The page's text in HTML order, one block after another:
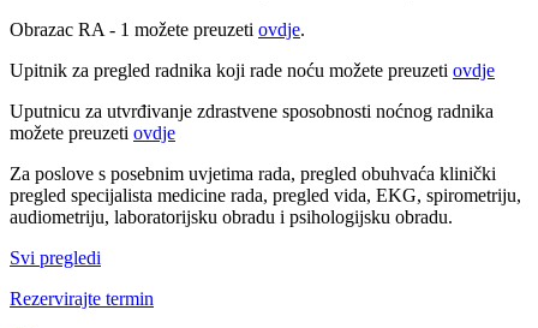
Obrazac RA - 1 možete preuzeti ovdje.
Upitnik za pregled radnika koji rade noću možete preuzeti ovdje
Uputnicu za utvrđivanje zdrastvene sposobnosti noćnog radnika
možete preuzeti ovdje
Za poslove s posebnim uvjetima rada, pregled obuhvaća klinički
pregled specijalista medicine rada, pregled vida, EKG, spirometriju,
audiometriju, laboratorijsku obradu i psihologijsku obradu.
Svi pregledi
Rezervirajte termin